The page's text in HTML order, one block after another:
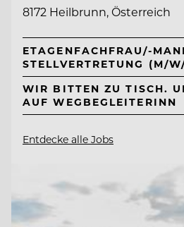
8172 Heilbrunn, Österreich
ETAGENFACHFRAU/-
STELLVERTRETUNG (M/
WIR BITTEN ZU TISCH.
AUF WEGBEGLEITERINN
Entdecke alle Jobs